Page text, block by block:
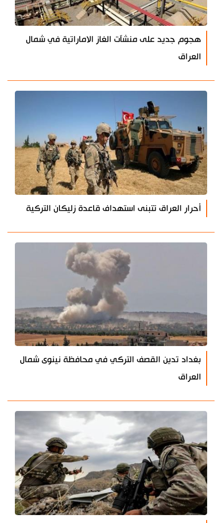
هجوم جديد على منشآت الغاز الاماراتية في شمال
العراق
أحرار العراق تتبنى استهداف قاعدة زليكان التركية
بغداد تدين القصف التركي في محافظة نينوى شمال
العراق